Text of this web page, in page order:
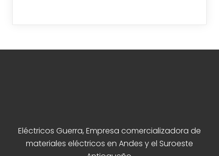
Eléctricos Guerra, Empresa comercializadora de
materiales eléctricos en Andes y el Suroeste